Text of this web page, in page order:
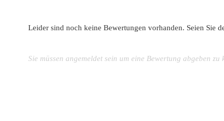
Leider sind noch keine Bewertungen vorhanden. Seien Sie
Sie müssen angemeldet sein um eine Bewertung abgeben zu